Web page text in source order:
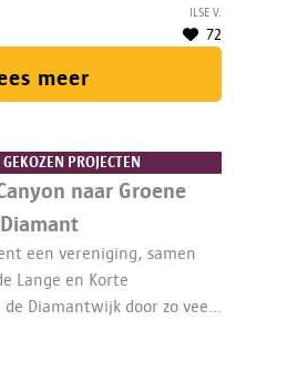
Ilse V.
72
meer
PROJECTEN
naar Groene
Diamant
een vereniging, samen
Lange en Korte
Diamantwijk door zo veel